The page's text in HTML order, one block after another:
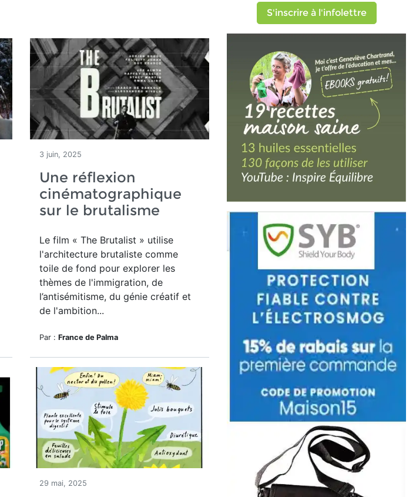
3 juin, 2025
Une réflexion
cinématographique
sur le brutalisme
Le film « The Brutalist » utilise
l'architecture brutaliste comme
toile de fond pour explorer les
thèmes de l'immigration, de
l’antisémitisme, du génie créatif et
de l'ambition...
Par : France de Palma
29 mai, 2025
S'inscrire à l'infolettre